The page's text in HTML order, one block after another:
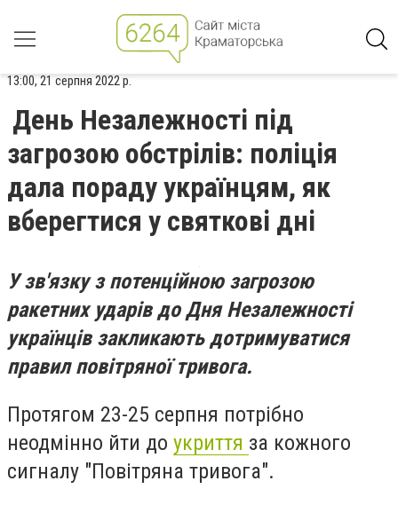
13:00, 21 серпня 2022 р.
День Незалежності під
загрозою обстрілів: поліція
дала пораду українцям, як
вберегтися у святкові дні
У зв'язку з потенційною загрозою
ракетних ударів до Дня Незалежності
українців закликають дотримуватися
правил повітряної тривога.
Протягом 23-25 серпня потрібно
неодмінно йти до укриття за кожного
сигналу "Повітряна тривога".